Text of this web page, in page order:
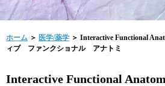
ホーム ＞ 医学/薬学 ＞ Interactive Functional
ィブ ファンクショナル アナトミ
Interactive Functional